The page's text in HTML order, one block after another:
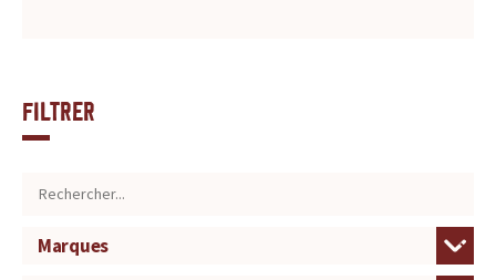
Filtrer